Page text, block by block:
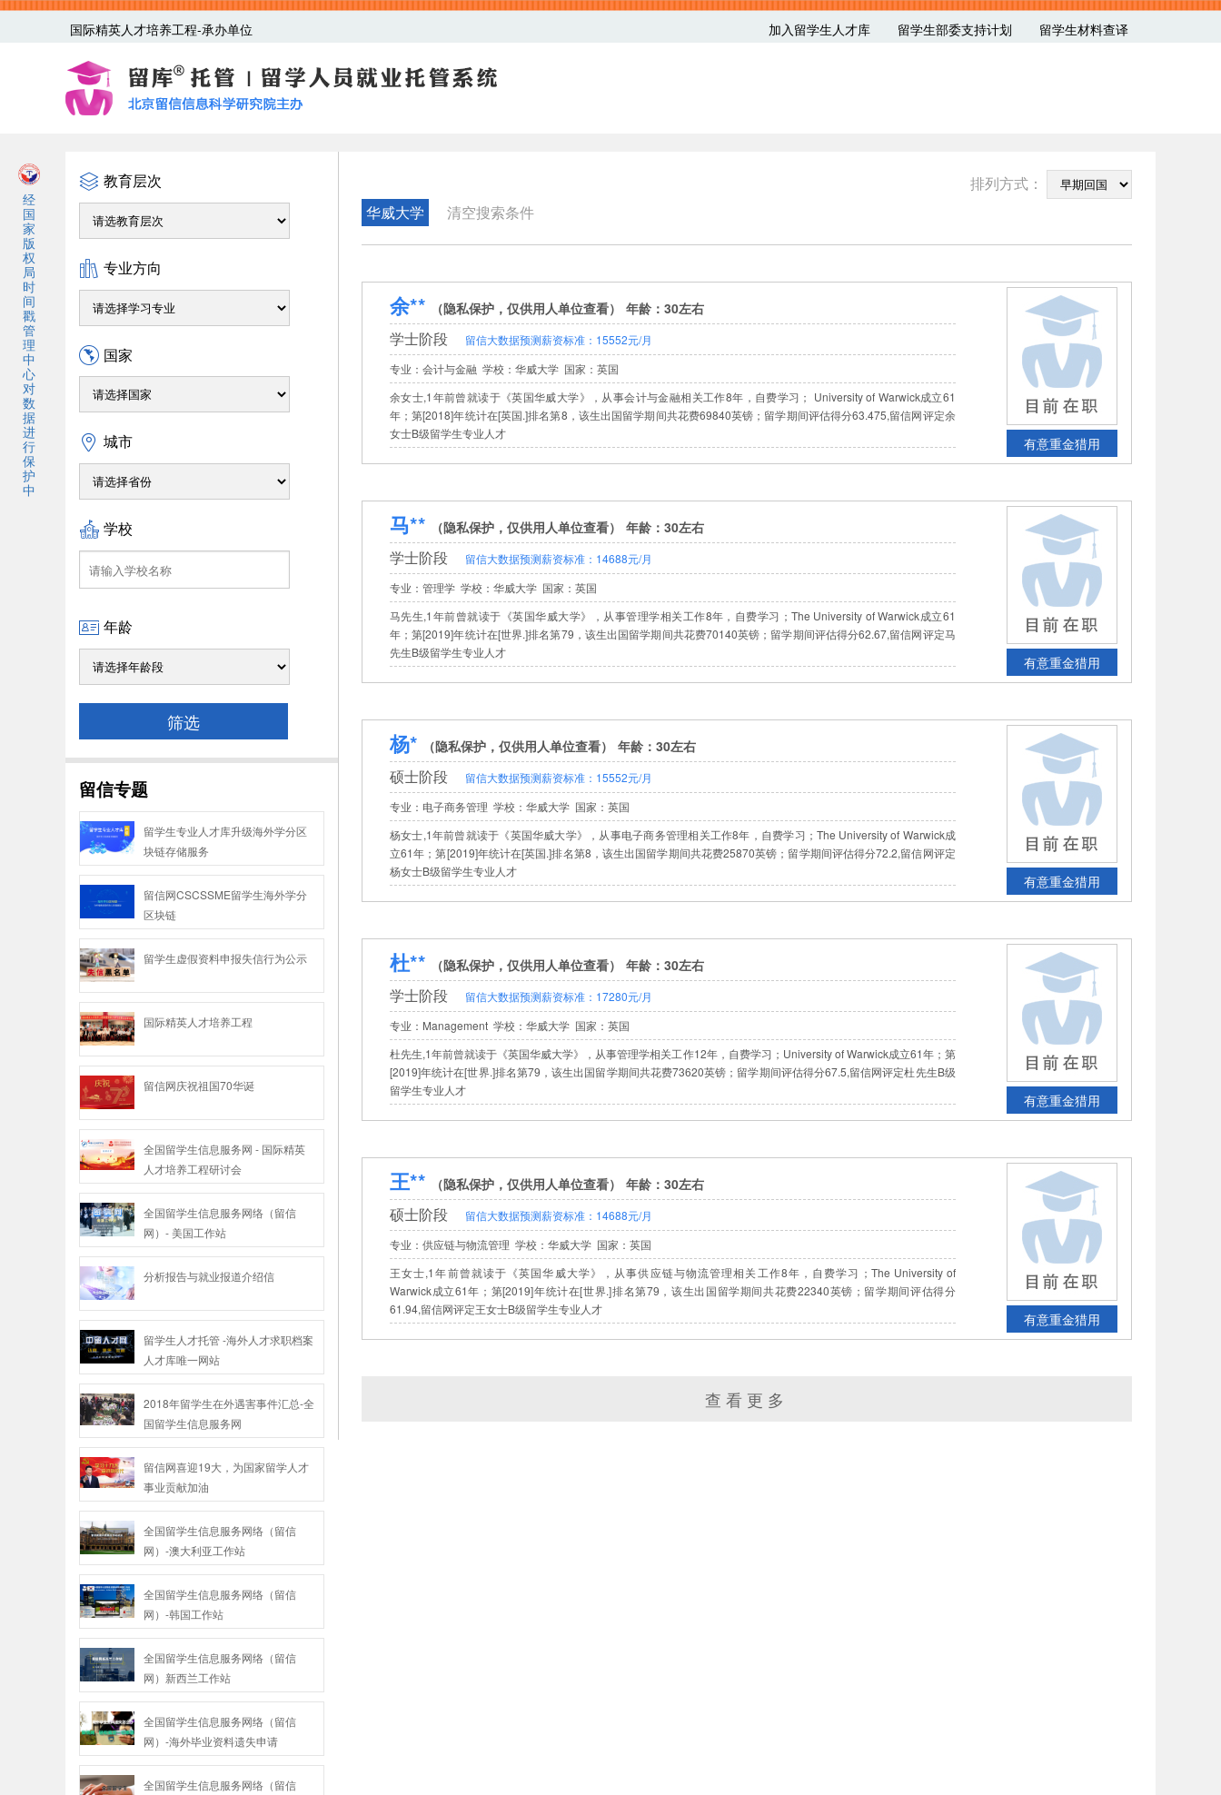
经
国
家
版
权
局
时
间
戳
管
理
中
心
对
数
据
进
行
保
护
中
国际精英人才培养工程-承办单位 加入留学生人才库 留学生部委支持计划 留学生材料查译
教育层次
专业方向
国家
城市
学校
年龄
留信专题
留学生专业人才库升级海外学分区
块链存储服务
留信网CSCSSME留学生海外学分
区块链
留学生虚假资料申报失信行为公示
国际精英人才培养工程
留信网庆祝祖国70华诞
全国留学生信息服务网 - 国际精英
人才培养工程研讨会
全国留学生信息服务网络（留信
网）- 美国工作站
分析报告与就业报道介绍信
留学生人才托管 -海外人才求职档案
人才库唯一网站
2018年留学生在外遇害事件汇总-全
国留学生信息服务网
留信网喜迎19大，为国家留学人才
事业贡献加油
全国留学生信息服务网络（留信
网）-澳大利亚工作站
全国留学生信息服务网络（留信
网）-韩国工作站
全国留学生信息服务网络（留信
网）新西兰工作站
全国留学生信息服务网络（留信
网）-海外毕业资料遗失申请
全国留学生信息服务网络（留信
排列方式：
华威大学
清空搜索条件
余** （隐私保护，仅供用人单位查看） 年龄：30左右
学士阶段
留信大数据预测薪资标准：15552元/月
专业：会计与金融 学校：华威大学 国家：英国
余女士,1年前曾就读于《英国华威大学》，从事会计与金融相关工作8年，自费学习； University of Warwick成立61
年；第[2018]年统计在[英国.]排名第8，该生出国留学期间共花费69840英镑；留学期间评估得分63.475,留信网评定余
女士B级留学生专业人才
有意重金猎用
马** （隐私保护，仅供用人单位查看） 年龄：30左右
学士阶段
留信大数据预测薪资标准：14688元/月
专业：管理学 学校：华威大学 国家：英国
马先生,1年前曾就读于《英国华威大学》，从事管理学相关工作8年，自费学习；The University of Warwick成立61
年；第[2019]年统计在[世界.]排名第79，该生出国留学期间共花费70140英镑；留学期间评估得分62.67,留信网评定马
先生B级留学生专业人才
有意重金猎用
杨* （隐私保护，仅供用人单位查看） 年龄：30左右
硕士阶段
留信大数据预测薪资标准：15552元/月
专业：电子商务管理 学校：华威大学 国家：英国
杨女士,1年前曾就读于《英国华威大学》，从事电子商务管理相关工作8年，自费学习；The University of Warwick成
立61年；第[2019]年统计在[英国.]排名第8，该生出国留学期间共花费25870英镑；留学期间评估得分72.2,留信网评定
杨女士B级留学生专业人才
有意重金猎用
杜** （隐私保护，仅供用人单位查看） 年龄：30左右
学士阶段
留信大数据预测薪资标准：17280元/月
专业：Management 学校：华威大学 国家：英国
杜先生,1年前曾就读于《英国华威大学》，从事管理学相关工作12年，自费学习；University of Warwick成立61年；第
[2019]年统计在[世界.]排名第79，该生出国留学期间共花费73620英镑；留学期间评估得分67.5,留信网评定杜先生B级
留学生专业人才
有意重金猎用
王** （隐私保护，仅供用人单位查看） 年龄：30左右
硕士阶段
留信大数据预测薪资标准：14688元/月
专业：供应链与物流管理 学校：华威大学 国家：英国
王女士,1年前曾就读于《英国华威大学》，从事供应链与物流管理相关工作8年，自费学习；The University of
Warwick成立61年；第[2019]年统计在[世界.]排名第79，该生出国留学期间共花费22340英镑；留学期间评估得分
61.94,留信网评定王女士B级留学生专业人才
有意重金猎用
查看更多